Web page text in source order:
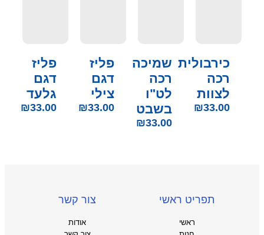
כירבולית
רכה
לצוות
₪33.00
שמיכה
רכה
לט"ו
בשבט
₪33.00
פליז
דגם
צילי
₪33.00
פליז
דגם
גלעד
₪33.00
תפריט ראשי
ראשי
צור קשר
אודות